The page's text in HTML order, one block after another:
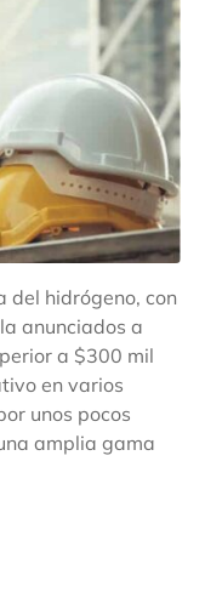
del hidrógeno, con
anunciados a
a $300 mil
en varios
unos pocos
amplia gama